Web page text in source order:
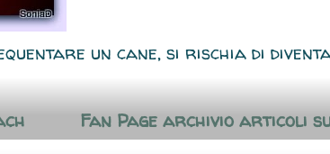
un cane, si rischia di
Fan Page archivio articoli